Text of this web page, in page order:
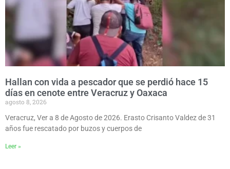
Hallan con vida a pescador que se perdió hace 15
días en cenote entre Veracruz y Oaxaca
agosto 8, 2026
Veracruz, Ver a 8 de Agosto de 2026. Erasto Crisanto Valdez de 31
años fue rescatado por buzos y cuerpos de
Leer »